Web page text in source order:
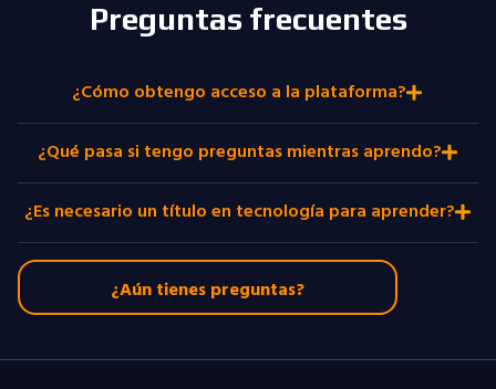
Preguntas frecuentes
¿Cómo obtengo acceso a la plataforma?
¿Qué pasa si tengo preguntas mientras aprendo?
¿Es necesario un título en tecnología para aprender?
¿Aún tienes preguntas?